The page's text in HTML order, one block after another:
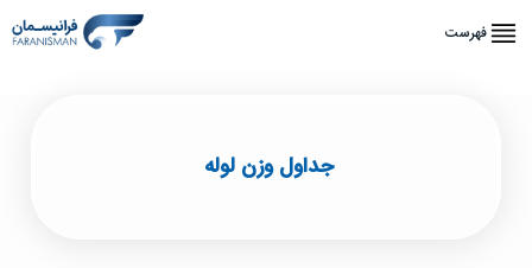
فهرست
جداول وزن لوله